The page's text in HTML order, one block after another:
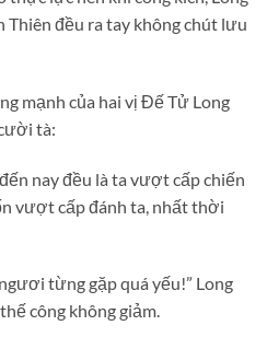
Thiên đều ra tay không chút lưu
mạnh của hai vị Đế Tử Long
tà:
nay đều là ta vượt cấp chiến
vượt cấp đánh ta, nhất thời
từng gặp quá yếu!” Long
công không giảm.